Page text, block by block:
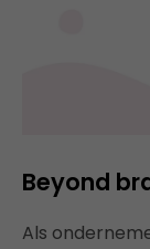
Beyond
Als